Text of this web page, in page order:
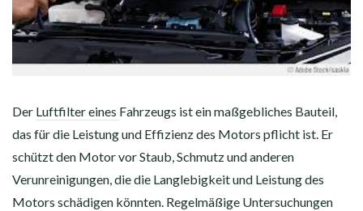
Der Luftfilter eines Fahrzeugs ist ein maßgebliches Bauteil,
das für die Leistung und Effizienz des Motors pflicht ist. Er
schützt den Motor vor Staub, Schmutz und anderen
Verunreinigungen, die die Langlebigkeit und Leistung des
Motors schädigen könnten. Regelmäßige Untersuchungen